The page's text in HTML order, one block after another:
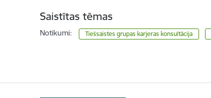
Saistītas tēmas
Notikumi: Tiešsaistes grupas karjeras konsultācija